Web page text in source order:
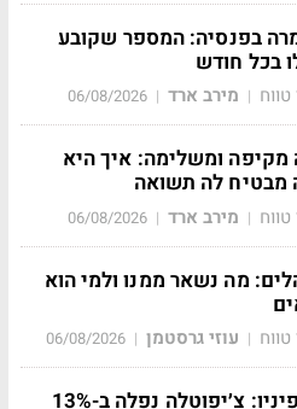
בפנסיה: המספר שקובע
בכל חודש
| מירב ארד |
06/08/2026
מקיפה ומשלימה: איך היא
מבטיח לה תשואה
| מירב ארד |
06/08/2026
מה נשאר ממנו ולמי הוא
| עוזי גרסטמן |
06/08/2026
בגלל החלפיניו: צ׳יפוטלה נפלה ב-13%